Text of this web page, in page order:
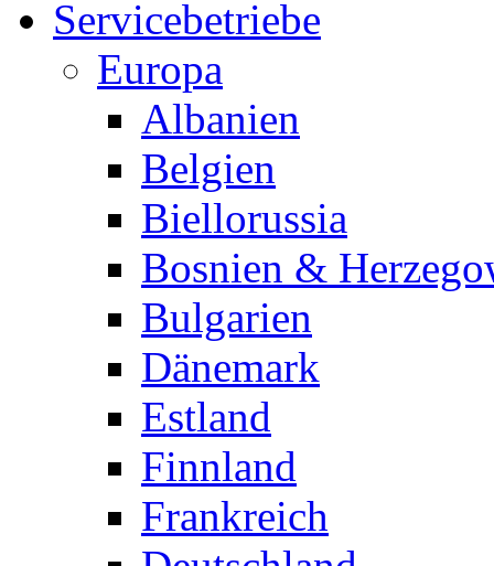
Servicebetriebe
Europa
Albanien
Belgien
Biellorussia
Bosnien &
Bulgarien
Dänemark
Estland
Finnland
Frankreich